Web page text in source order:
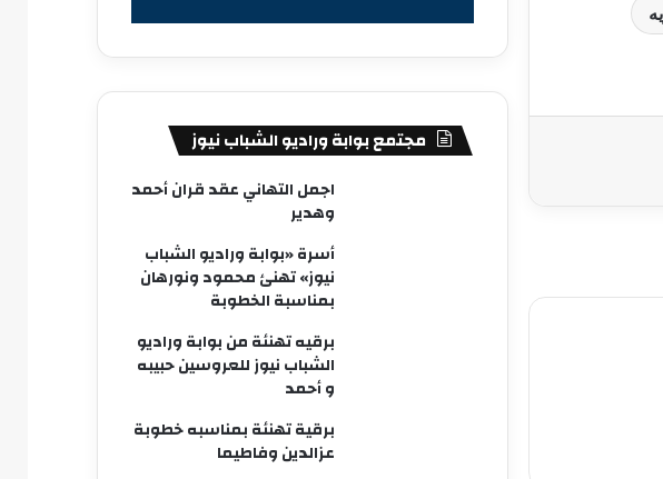
من
مجتمع بوابة وراديو الشباب نيوز
اجمل التهاني عقد قران أحمد
وهدير
أسرة «بوابة وراديو الشباب
نيوز» تهنئ محمود ونورهان
بمناسبة الخطوبة
برقيه تهنئة من بوابة وراديو
الشباب نيوز للعروسين حبيبه
و أحمد
برقية تهنئة بمناسبه خطوبة
عزالدين وفاطيما